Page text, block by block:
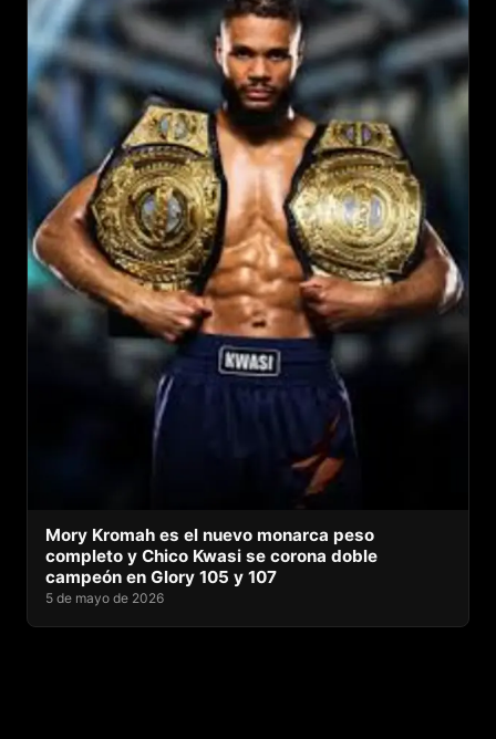
Mory Kromah es el nuevo monarca peso
completo y Chico Kwasi se corona doble
campeón en Glory 105 y 107
5 de mayo de 2026